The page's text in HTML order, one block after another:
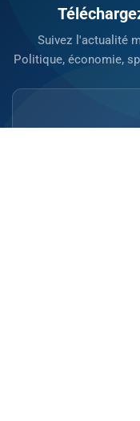
Suivez l'actualité
Politique, économie,